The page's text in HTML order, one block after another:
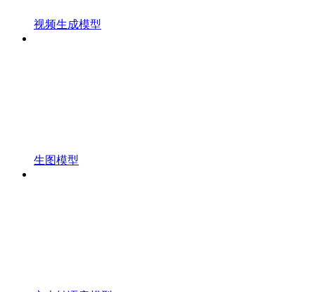
视频生成模型
生图模型